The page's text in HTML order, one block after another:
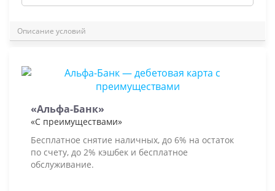
Описание условий
«Альфа-Банк»
«С преимуществами»
Бесплатное снятие наличных, до 6% на остаток
по счету, до 2% кэшбек и бесплатное
обслуживание.